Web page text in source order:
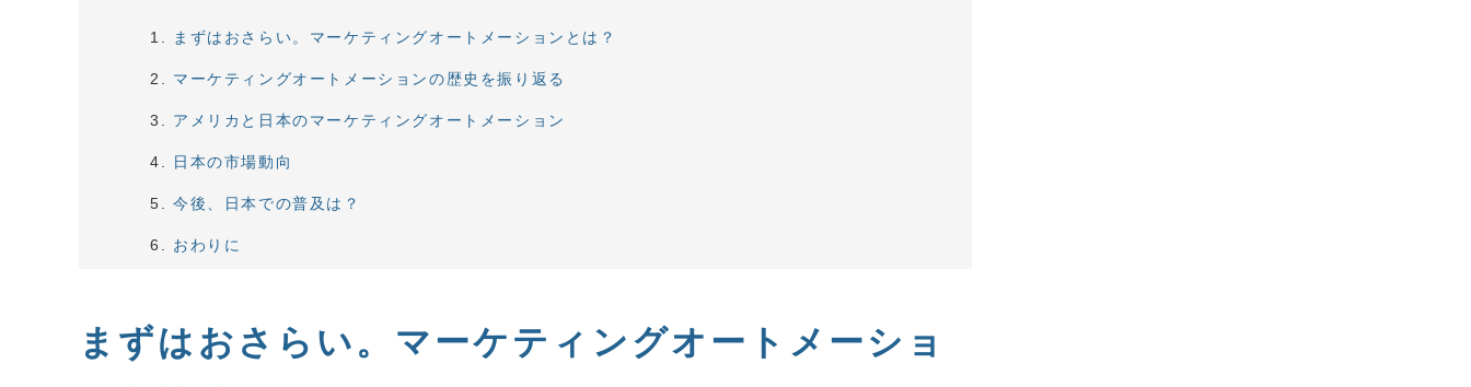
まずはおさらい。マーケティングオートメーションとは？
マーケティングオートメーションの歴史を振り返る
アメリカと日本のマーケティングオートメーション
日本の市場動向
今後、日本での普及は？
おわりに
まずはおさらい。マーケティングオートメーショ